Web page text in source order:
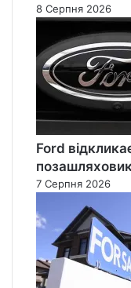
8 Серпня 2026
Ford
7 Серпня 2026